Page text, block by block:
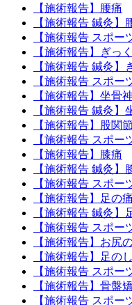
【施術報告】腰痛
【施術報告 鍼灸】
【施術報告 スポー
【施術報告】ぎっ
【施術報告 鍼灸】
【施術報告 スポ
【施術報告】坐骨
【施術報告 鍼灸】
【施術報告】股関
【施術報告 スポ
【施術報告】膝痛
【施術報告 鍼灸】
【施術報告 スポー
【施術報告】足の
【施術報告 鍼灸】
【施術報告 スポー
【施術報告】お尻
【施術報告】足の
【施術報告 スポ
【施術報告】骨盤
【施術報告 スポ